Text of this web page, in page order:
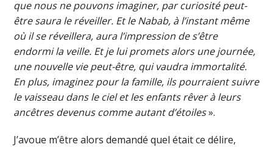
que nous ne pouvons imaginer, par curiosité peut-
être saura le réveiller. Et le Nabab, à l’instant même
où il se réveillera, aura l’impression de s’être
endormi la veille. Et je lui promets alors une journée,
une nouvelle vie peut-être, qui vaudra immortalité.
En plus, imaginez pour la famille, ils pourraient suivre
le vaisseau dans le ciel et les enfants rêver à leurs
ancêtres devenus comme autant d’étoiles».
J’avoue m’être alors demandé quel était ce délire,